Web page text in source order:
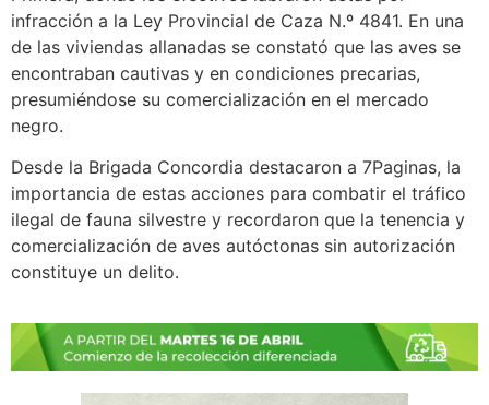
infracción a la Ley Provincial de Caza N.º 4841. En una
de las viviendas allanadas se constató que las aves se
encontraban cautivas y en condiciones precarias,
presumiéndose su comercialización en el mercado
negro.
Desde la Brigada Concordia destacaron a 7Paginas, la
importancia de estas acciones para combatir el tráfico
ilegal de fauna silvestre y recordaron que la tenencia y
comercialización de aves autóctonas sin autorización
constituye un delito.